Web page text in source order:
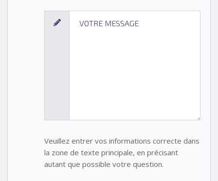
Veuillez entrer vos informations correcte dans
la zone de texte principale, en précisant
autant que possible votre question.